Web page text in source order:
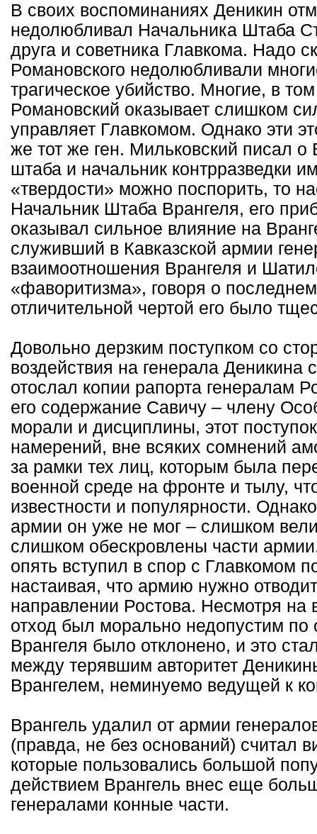
В своих воспоминаниях Деникин
недолюбливал Начальника Штаба
друга и советника Главкома. Надо
Романовского недолюбливали
трагическое убийство. Многие, в
Романовский оказывает слишком
управляет Главкомом. Однако эти
же тот же ген. Мильковский писал о
штаба и начальник контрразведки
«твердости» можно поспорить, то
Начальник Штаба Врангеля, его
оказывал сильное влияние на
служивший в Кавказской армии
взаимоотношения Врангеля и
«фаворитизма», говоря о
отличительной чертой его было
Довольно дерзким поступком со
воздействия на генерала
отослал копии рапорта генералам
его содержание Савичу – члену
морали и дисциплины, этот
намерений, вне всяких сомнений
за рамки тех лиц, которым была
военной среде на фронте и тылу,
известности и популярности.
армии он уже не мог – слишком
слишком обескровлены части
опять вступил в спор с Главкомом
настаивая, что армию нужно
направлении Ростова. Несмотря
отход был морально недопустим
Врангеля было отклонено, и это
между терявшим авторитет
Врангелем, неминуемо ведущей к
Врангель удалил от армии
(правда, не без оснований) считал
которые пользовались большой
действием Врангель внес еще
генералами конные части.